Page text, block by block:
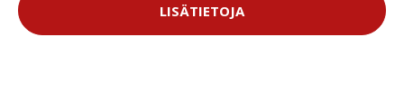
LISÄTIETOJA